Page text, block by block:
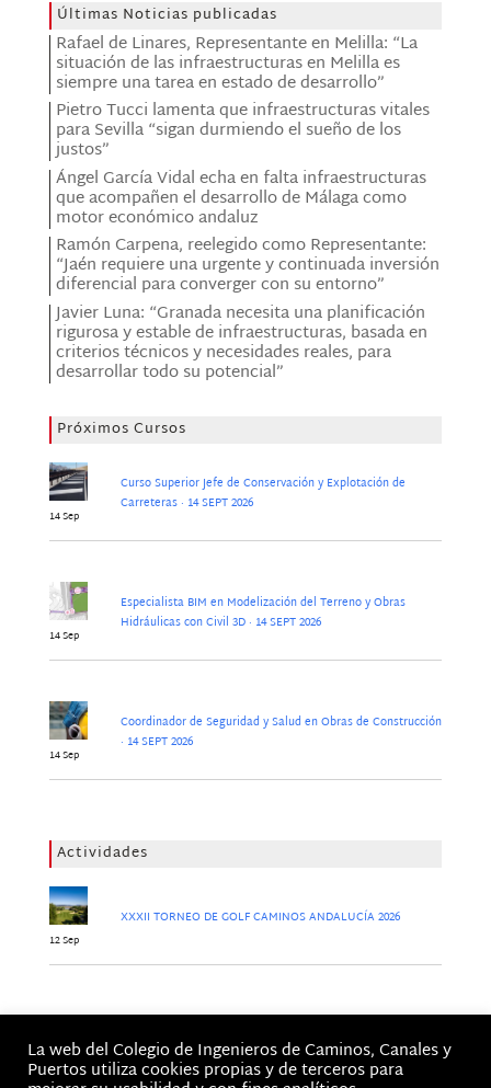
Últimas Noticias publicadas
Rafael de Linares, Representante en Melilla: “La
situación de las infraestructuras en Melilla es
siempre una tarea en estado de desarrollo”
Pietro Tucci lamenta que infraestructuras vitales
para Sevilla “sigan durmiendo el sueño de los
justos”
Ángel García Vidal echa en falta infraestructuras
que acompañen el desarrollo de Málaga como
motor económico andaluz
Ramón Carpena, reelegido como Representante:
“Jaén requiere una urgente y continuada inversión
diferencial para converger con su entorno”
Javier Luna: “Granada necesita una planificación
rigurosa y estable de infraestructuras, basada en
criterios técnicos y necesidades reales, para
desarrollar todo su potencial”
Próximos Cursos
14 Sep
Curso Superior Jefe de Conservación y Explotación de
Carreteras · 14 SEPT 2026
14 Sep
Especialista BIM en Modelización del Terreno y Obras
Hidráulicas con Civil 3D · 14 SEPT 2026
14 Sep
Coordinador de Seguridad y Salud en Obras de Construcción
· 14 SEPT 2026
Actividades
12 Sep
XXXII TORNEO DE GOLF CAMINOS ANDALUCÍA 2026
Jornadas
No hay Jornadas
La web del Colegio de Ingenieros de Caminos, Canales y
Puertos utiliza cookies propias y de terceros para